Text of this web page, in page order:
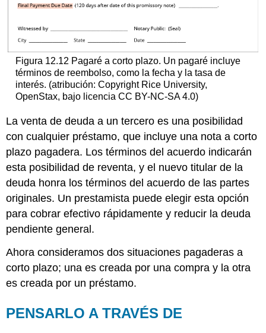
Figura 12.12 Pagaré a corto plazo. Un pagaré incluye
términos de reembolso, como la fecha y la tasa de
interés. (atribución: Copyright Rice University,
OpenStax, bajo licencia CC BY-NC-SA 4.0)
La venta de deuda a un tercero es una posibilidad
con cualquier préstamo, que incluye una nota a corto
plazo pagadera. Los términos del acuerdo indicarán
esta posibilidad de reventa, y el nuevo titular de la
deuda honra los términos del acuerdo de las partes
originales. Un prestamista puede elegir esta opción
para cobrar efectivo rápidamente y reducir la deuda
pendiente general.
Ahora consideramos dos situaciones pagaderas a
corto plazo; una es creada por una compra y la otra
es creada por un préstamo.
PENSARLO A TRAVÉS DE